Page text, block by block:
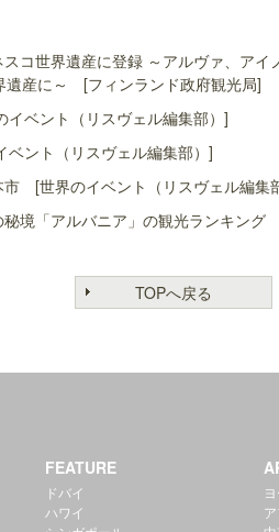
コ世界遺産に登録 ～アルヴァ、ア
遺産に～ [フィンランド政府観光局]
ベント（リスヴェル編集部）]
ント（リスヴェル編集部）]
[世界のイベント（リスヴェル編集
境「アルバニア」の観光ランキン
TOPへ戻る
FEATURE
ドバイ
ハワイ